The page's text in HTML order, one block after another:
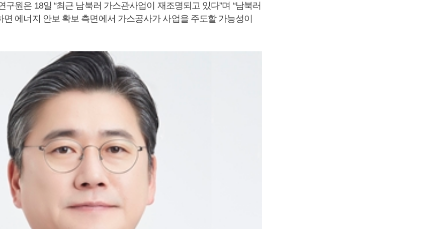
구원은 18일 “최근 남북러 가스관사업이 재조명되고 있다”며 “남북러
에너지 안보 확보 측면에서 가스공사가 사업을 주도할 가능성이